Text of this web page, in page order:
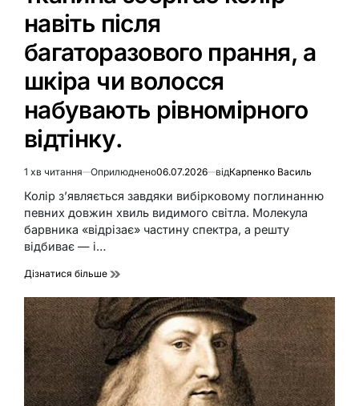
навіть після
багаторазового прання, а
шкіра чи волосся
набувають рівномірного
відтінку.
Орієнтовний
час
читання
1 хв читання Оприлюднено06.07.2026 відКарпенко Василь
Колір з’являється завдяки вибірковому поглинанню
певних довжин хвиль видимого світла. Молекула
барвника «відрізає» частину спектра, а решту
відбиває — і…
Дізнатися більше